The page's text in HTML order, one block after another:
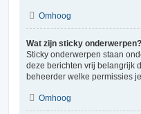
Omhoog
Wat zijn sticky onderwerpen?
Sticky onderwerpen staan
deze berichten vrij belangrijk
beheerder welke permissies
Omhoog